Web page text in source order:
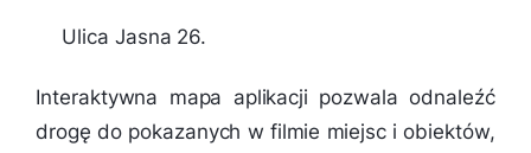
Ulica Jasna 26.
Interaktywna mapa aplikacji pozwala odnaleźć
drogę do pokazanych w filmie miejsc i obiektów,